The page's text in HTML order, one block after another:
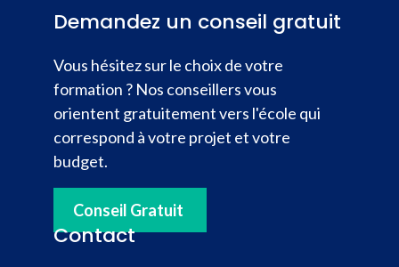
Demandez un conseil gratuit
Vous hésitez sur le choix de votre
formation ? Nos conseillers vous
orientent gratuitement vers l'école qui
correspond à votre projet et votre
budget.
Conseil Gratuit
Contact